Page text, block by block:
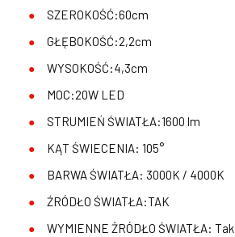
SZEROKOŚĆ:60cm
GŁĘBOKOŚĆ:2,2cm
WYSOKOŚĆ:4,3cm
MOC:20W LED
STRUMIEŃ ŚWIATŁA:1600 lm
KĄT ŚWIECENIA: 105°
BARWA ŚWIATŁA: 3000K / 4000K
ŹRÓDŁO ŚWIATŁA:TAK
WYMIENNE ŻRÓDŁO ŚWIATŁA: Tak